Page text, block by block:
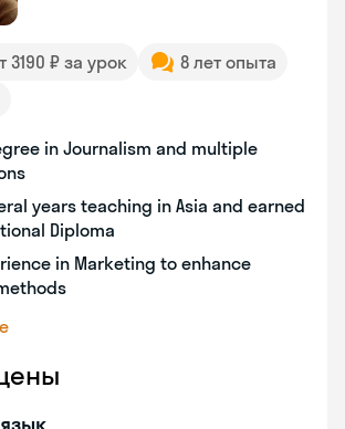
3190 ₽ за урок
8 лет опыта
in Journalism and multiple
years teaching in Asia and earned
Diploma
in Marketing to enhance